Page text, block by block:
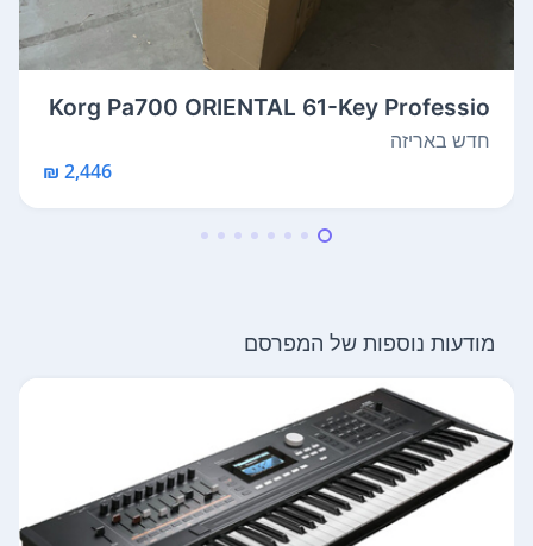
Korg Pa700 ORIENTAL 61-Key Professio
nal ...
חדש באריזה
2,446 ₪
מודעות נוספות של המפרסם